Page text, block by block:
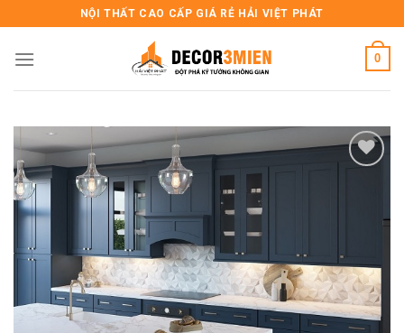
to
content
NỘI THẤT CAO CẤP GIÁ RẺ HẢI VIỆT PHÁT
0